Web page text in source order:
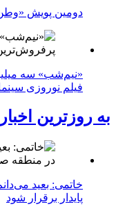
دومین پویش
«نیم‌شب» سه
فیلم نوروزی
به روزترین
خاتمی: بعید
پایدار برقرار شود